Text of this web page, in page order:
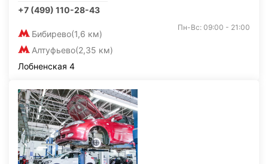
+7 (499) 110-28-43
Бибирево(1,6 км)
Алтуфьево(2,35 км)
Пн-Вс: 09:00 - 21:00
Лобненская 4